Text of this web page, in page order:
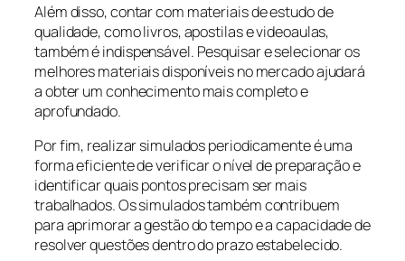
Além disso, contar com materiais de estudo de
qualidade, como livros, apostilas e videoaulas,
também é indispensável. Pesquisar e selecionar os
melhores materiais disponíveis no mercado ajudará
a obter um conhecimento mais completo e
aprofundado.
Por fim, realizar simulados periodicamente é uma
forma eficiente de verificar o nível de preparação e
identificar quais pontos precisam ser mais
trabalhados. Os simulados também contribuem
para aprimorar a gestão do tempo e a capacidade de
resolver questões dentro do prazo estabelecido.